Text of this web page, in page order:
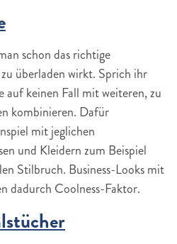
schon das richtige
überladen wirkt. Sprich ihr
keinen Fall mit weiteren, zu
kombinieren. Dafür
mit jeglichen
und Kleidern zum Beispiel
Stilbruch. Business-Looks mit
dadurch Coolness-Faktor.